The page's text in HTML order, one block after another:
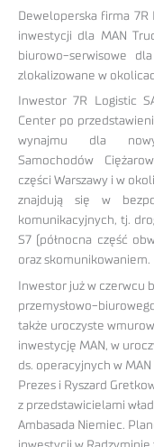
Deweloperska firma 7R
inwestycji dla MAN
biurowo-serwisowe
zlokalizowane w
Inwestor 7R Logistic
Center po
wynajmu dla
Samochodów
części Warszawy i w
znajdują się w
komunikacyjnych, tj.
S7 (północna część
oraz skomunikowaniem.
Inwestor już w czerwcu
przemysłowo-
także uroczyste
inwestycję MAN, w
ds. operacyjnych w
Prezes i Ryszard
z przedstawicielami
Ambasada Niemiec.